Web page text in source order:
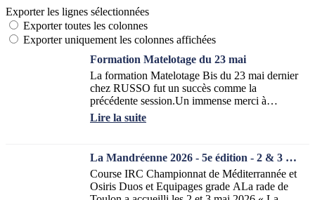
Exporter les lignes sélectionnées
Exporter toutes les colonnes
Exporter uniquement les colonnes affichées
Formation Matelotage du 23 mai
La formation Matelotage Bis du 23 mai dernier
chez RUSSO fut un succès comme la
précédente session.Un immense merci à
Benjamin pour son accueil et sa disponibilité
ainsi que...
Lire la suite
La Mandréenne 2026 - 5e édition - 2 & 3 mai
Course IRC Championnat de Méditerrannée et
Osiris Duos et Equipages grade ALa rade de